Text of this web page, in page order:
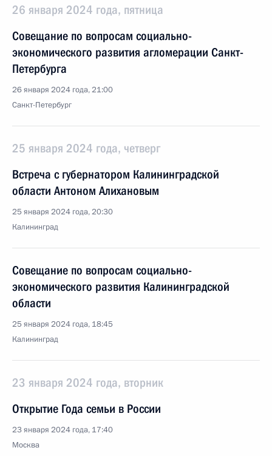
26 января 2024 года, пятница
Совещание по вопросам социально-
экономического развития агломерации Санкт-
Петербурга
26 января 2024 года, 21:00
Санкт-Петербург
25 января 2024 года, четверг
Встреча с губернатором Калининградской
области Антоном Алихановым
25 января 2024 года, 20:30
Калининград
Совещание по вопросам социально-
экономического развития Калининградской
области
25 января 2024 года, 18:45
Калининград
23 января 2024 года, вторник
Открытие Года семьи в России
23 января 2024 года, 17:40
Москва